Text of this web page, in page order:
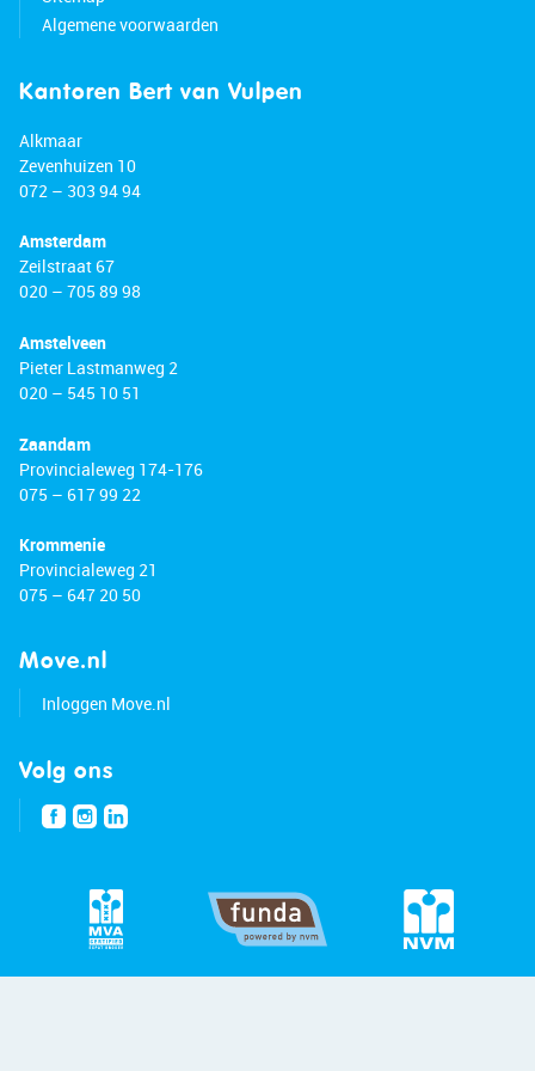
Algemene voorwaarden
Kantoren Bert van Vulpen
Alkmaar
Zevenhuizen 10
072 – 303 94 94
Amsterdam
Zeilstraat 67
020 – 705 89 98
Amstelveen
Pieter Lastmanweg 2
020 – 545 10 51
Zaandam
Provincialeweg 174-176
075 – 617 99 22
Krommenie
Provincialeweg 21
075 – 647 20 50
Move.nl
Inloggen Move.nl
Volg ons